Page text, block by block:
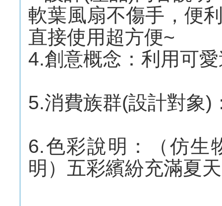
軟葉風扇不傷手，便
直接使用超方便~
4.創意概念：利用可
5.消費族群(設計對象)
6.色彩說明：（仿生
明）五彩繽紛充滿夏